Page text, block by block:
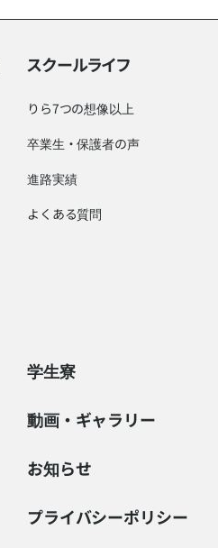
スクールライフ
りら7つの想像以上
卒業生・保護者の声
進路実績
よくある質問
学生寮
動画・ギャラリー
お知らせ
プライバシーポリシー